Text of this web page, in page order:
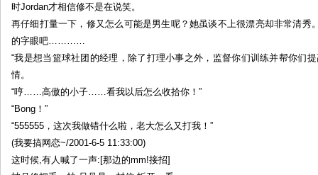
时Jordan才相信修不是在说笑。
再仔细打量一下，修又怎么可能是男生呢？她虽谈不上很漂亮却非常清秀
的字眼吧…………
“我是想当篮球社团的经理，除了打理小事之外，监督你们训练并帮你们
情。
“哼……高傲的小子……看我以后怎么收拾你！”
“Bong！”
“555555，这次我做错什么啦，老大怎么又打我！”
(我要搞网恋~/2001-6-5 11:33:00)
这时候,有人喊了一声:[那边的mm!接招]